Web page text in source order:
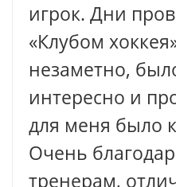
игрок. Дни
«Клубом
незаметно,
интересно и
для меня было
Очень
тренерам,